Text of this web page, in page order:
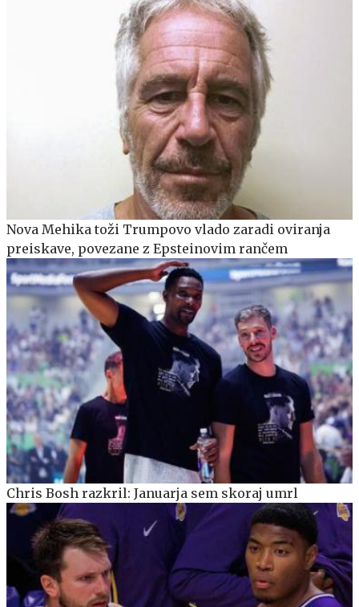
Nova Mehika toži Trumpovo vlado zaradi oviranja
preiskave, povezane z Epsteinovim rančem
Chris Bosh razkril: Januarja sem skoraj umrl